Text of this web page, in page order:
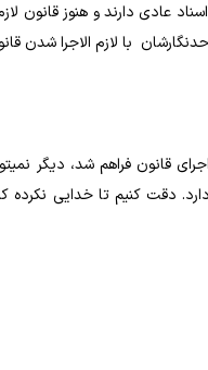
عادی دارند و هنوز قانون
با لازم الاجرا شدن
اجرای قانون فراهم شد، دیگر
کیفری دارد. دقت کنیم تا خدایی